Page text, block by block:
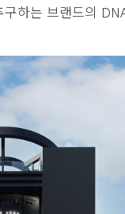
하는 브랜드의